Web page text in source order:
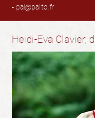
- pal@palito.fr
Heidi-Eva Clavier,